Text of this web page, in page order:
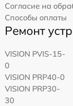
Согласие на
Способы оплаты
Ремонт
VISION PVIS-15-
0
VISION PRP40-0
VISION PRP30-
30